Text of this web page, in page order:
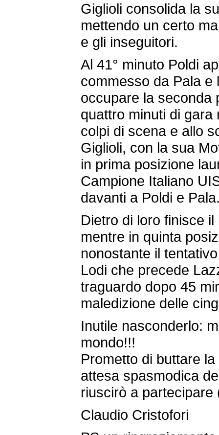
Giglioli consolida la
mettendo un certo
e gli inseguitori.
Al 41° minuto Poldi
commesso da Pala e
occupare la seconda
quattro minuti di
colpi di scena e allo
Giglioli, con la sua
in prima posizione
Campione Italiano
davanti a Poldi e
Dietro di loro finisce
mentre in quinta
nonostante il
Lodi che precede
traguardo dopo 45
maledizione delle
Inutile nasconderlo:
mondo!!!
Prometto di buttare
attesa spasmodica
riuscirò a
Claudio Cristofori